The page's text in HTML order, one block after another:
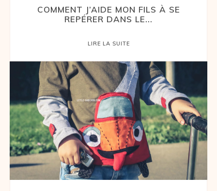
COMMENT J’AIDE MON FILS À SE
REPÉRER DANS LE...
LIRE LA SUITE